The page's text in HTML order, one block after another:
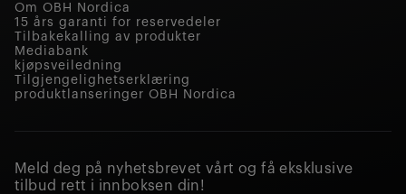
Om OBH Nordica
15 års garanti for reservedeler
Tilbakekalling av produkter
Mediabank
kjøpsveiledning
Tilgjengelighetserklæring
produktlanseringer OBH Nordica
Meld deg på nyhetsbrevet vårt og få eksklusive
tilbud rett i innboksen din!